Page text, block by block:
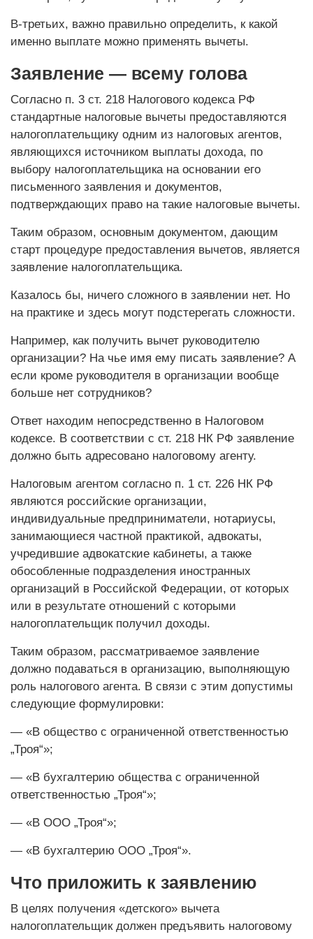
В-третьих, важно правильно определить, к какой
именно выплате можно применять вычеты.
Заявление — всему голова
Согласно п. 3 ст. 218 Налогового кодекса РФ
стандартные налоговые вычеты предоставляются
налогоплательщику одним из налоговых агентов,
являющихся источником выплаты дохода, по
выбору налогоплательщика на основании его
письменного заявления и документов,
подтверждающих право на такие налоговые вычеты.
Таким образом, основным документом, дающим
старт процедуре предоставления вычетов, является
заявление налогоплательщика.
Казалось бы, ничего сложного в заявлении нет. Но
на практике и здесь могут подстерегать сложности.
Например, как получить вычет руководителю
организации? На чье имя ему писать заявление? А
если кроме руководителя в организации вообще
больше нет сотрудников?
Ответ находим непосредственно в Налоговом
кодексе. В соответствии с ст. 218 НК РФ заявление
должно быть адресовано налоговому агенту.
Налоговым агентом согласно п. 1 ст. 226 НК РФ
являются российские организации,
индивидуальные предприниматели, нотариусы,
занимающиеся частной практикой, адвокаты,
учредившие адвокатские кабинеты, а также
обособленные подразделения иностранных
организаций в Российской Федерации, от которых
или в результате отношений с которыми
налогоплательщик получил доходы.
Таким образом, рассматриваемое заявление
должно подаваться в организацию, выполняющую
роль налогового агента. В связи с этим допустимы
следующие формулировки:
— «В общество с ограниченной ответственностью
„Троя“»;
— «В бухгалтерию общества с ограниченной
ответственностью „Троя“»;
— «В ООО „Троя“»;
— «В бухгалтерию ООО „Троя“».
Что приложить к заявлению
В целях получения «детского» вычета
налогоплательщик должен предъявить налоговому